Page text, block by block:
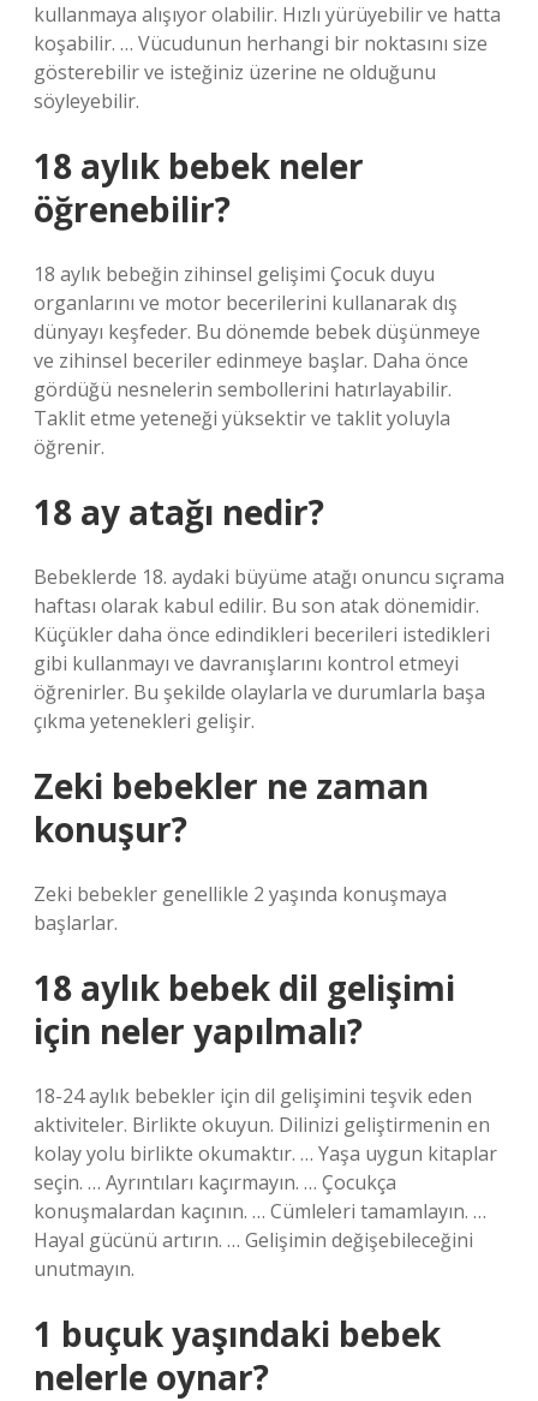
kullanmaya alışıyor olabilir. Hızlı yürüyebilir ve hatta
koşabilir. … Vücudunun herhangi bir noktasını size
gösterebilir ve isteğiniz üzerine ne olduğunu
söyleyebilir.
18 aylık bebek neler
öğrenebilir?
18 aylık bebeğin zihinsel gelişimi Çocuk duyu
organlarını ve motor becerilerini kullanarak dış
dünyayı keşfeder. Bu dönemde bebek düşünmeye
ve zihinsel beceriler edinmeye başlar. Daha önce
gördüğü nesnelerin sembollerini hatırlayabilir.
Taklit etme yeteneği yüksektir ve taklit yoluyla
öğrenir.
18 ay atağı nedir?
Bebeklerde 18. aydaki büyüme atağı onuncu sıçrama
haftası olarak kabul edilir. Bu son atak dönemidir.
Küçükler daha önce edindikleri becerileri istedikleri
gibi kullanmayı ve davranışlarını kontrol etmeyi
öğrenirler. Bu şekilde olaylarla ve durumlarla başa
çıkma yetenekleri gelişir.
Zeki bebekler ne zaman
konuşur?
Zeki bebekler genellikle 2 yaşında konuşmaya
başlarlar.
18 aylık bebek dil gelişimi
için neler yapılmalı?
18-24 aylık bebekler için dil gelişimini teşvik eden
aktiviteler. Birlikte okuyun. Dilinizi geliştirmenin en
kolay yolu birlikte okumaktır. … Yaşa uygun kitaplar
seçin. … Ayrıntıları kaçırmayın. … Çocukça
konuşmalardan kaçının. … Cümleleri tamamlayın. …
Hayal gücünü artırın. … Gelişimin değişebileceğini
unutmayın.
1 buçuk yaşındaki bebek
nelerle oynar?